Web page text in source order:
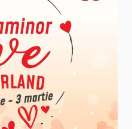
NEWS